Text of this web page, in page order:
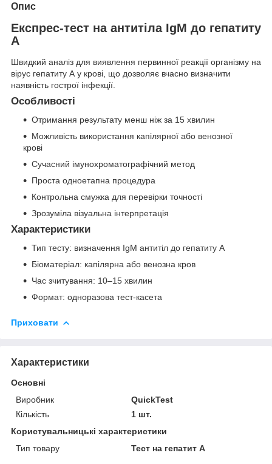
Опис
Експрес-тест на антитіла IgM до гепатиту
А
Швидкий аналіз для виявлення первинної реакції організму на
вірус гепатиту А у крові, що дозволяє вчасно визначити
наявність гострої інфекції.
Особливості
Отримання результату менш ніж за 15 хвилин
Можливість використання капілярної або венозної
крові
Сучасний імунохроматографічний метод
Проста одноетапна процедура
Контрольна смужка для перевірки точності
Зрозуміла візуальна інтерпретація
Характеристики
Тип тесту: визначення IgM антитіл до гепатиту А
Біоматеріал: капілярна або венозна кров
Час зчитування: 10–15 хвилин
Формат: одноразова тест-касета
Приховати
Характеристики
Основні
Виробник
QuickTest
Кількість
1 шт.
Користувальницькі характеристики
Тип товару
Тест на гепатит А